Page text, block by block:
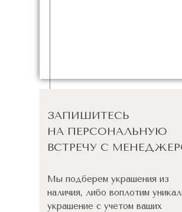
ЗАПИШИТЕСЬ
НА ПЕРСОНАЛЬНУЮ
ВСТРЕЧУ С
Мы подберем украшения из
наличия, либо воплотим
украшение с учетом ваших